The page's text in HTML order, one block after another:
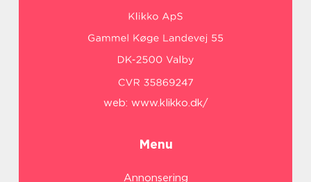
web: www.klikko.dk/
Menu
Annonsering